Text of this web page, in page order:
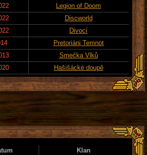
Legion of Doom
Discworld
Divocí
Pretoriáni Temnot
Smečka Vlků
Hašišácké doupě
Klan